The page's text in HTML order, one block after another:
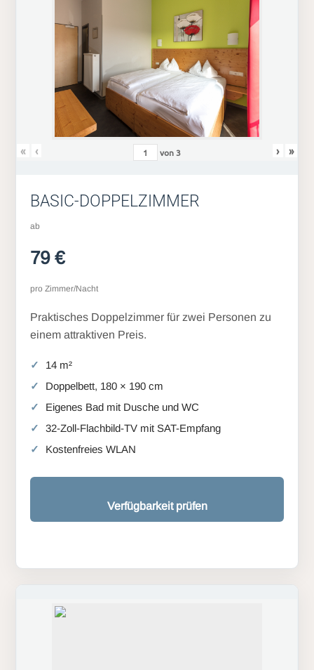
« ‹ von3 › »
BASIC-DOPPELZIMMER
ab
79 €
pro Zimmer/Nacht
Praktisches Doppelzimmer für zwei Personen zu
einem attraktiven Preis.
14 m²
Doppelbett, 180 × 190 cm
Eigenes Bad mit Dusche und WC
32-Zoll-Flachbild-TV mit SAT-Empfang
Kostenfreies WLAN
Verfügbarkeit prüfen